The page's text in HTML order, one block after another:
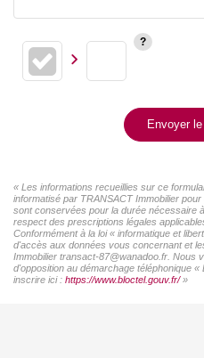
Envoyer
« Les informations recueillies sur ce
informatisé par TRANSACT Immobilier
sont conservées pour la durée nécessaire
respect des prescriptions légales
Conformément à la loi « informatique et
d'accès aux données vous concernant et
Immobilier transact-87@wanadoo.fr. Nous
d'opposition au démarchage téléphonique
inscrire ici : https://www.bloctel.gouv.fr/»